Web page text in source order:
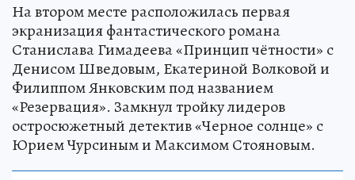
На втором месте расположилась первая
экранизация фантастического романа
Станислава Гимадеева «Принцип чётности» с
Денисом Шведовым, Екатериной Волковой и
Филиппом Янковским под названием
«Резервация». Замкнул тройку лидеров
остросюжетный детектив «Черное солнце» с
Юрием Чурсиным и Максимом Стояновым.